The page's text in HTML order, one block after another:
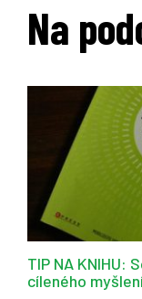
Na
TIP NA KNIHU:
cíleného